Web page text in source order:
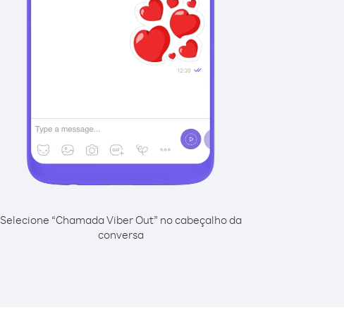
Selecione “Chamada Viber Out” no cabeçalho da
conversa